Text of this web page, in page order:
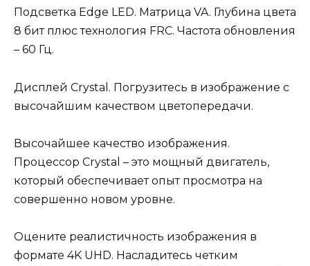
Подсветка Edge LED. Матрица VA. Глубина цвета
8 бит плюс технология FRC. Частота обновления
– 60 Гц.
Дисплей Crystal. Погрузитесь в изображение с
высочайшим качеством цветопередачи.
Высочайшее качество изображения.
Процессор Crystal – это мощный двигатель,
который обеспечивает опыт просмотра на
совершенно новом уровне.
Оцените реалистичность изображения в
формате 4K UHD. Насладитесь четким